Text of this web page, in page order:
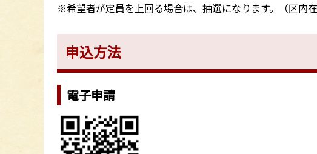
※希望者が定員を上回る場合は、抽選になります。（区内
申込方法
電子申請